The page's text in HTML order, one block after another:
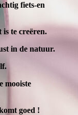
fiets-en
is te creëren.
in de natuur.
mooiste
goed !